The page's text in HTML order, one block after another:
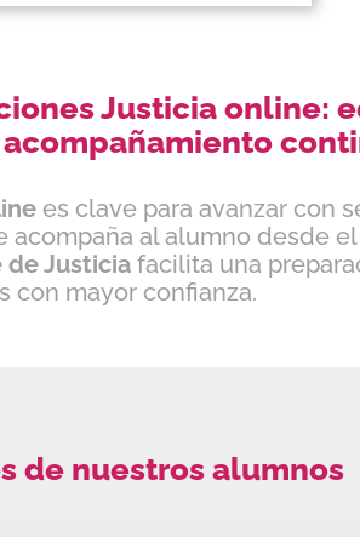
Justicia online:
es clave para avanzar con
al alumno desde
Justiciafacilita una
con mayor confianza.
de nuestros alumnos